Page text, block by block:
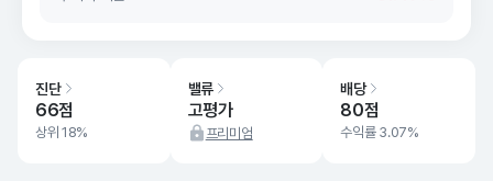
진단
66점
상위 18%
밸류
고평가
프리미엄
배당
80점
수익률 3.07%